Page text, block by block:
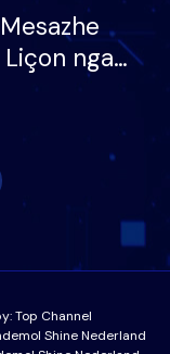
nga
Top Channel
Shine Nederland